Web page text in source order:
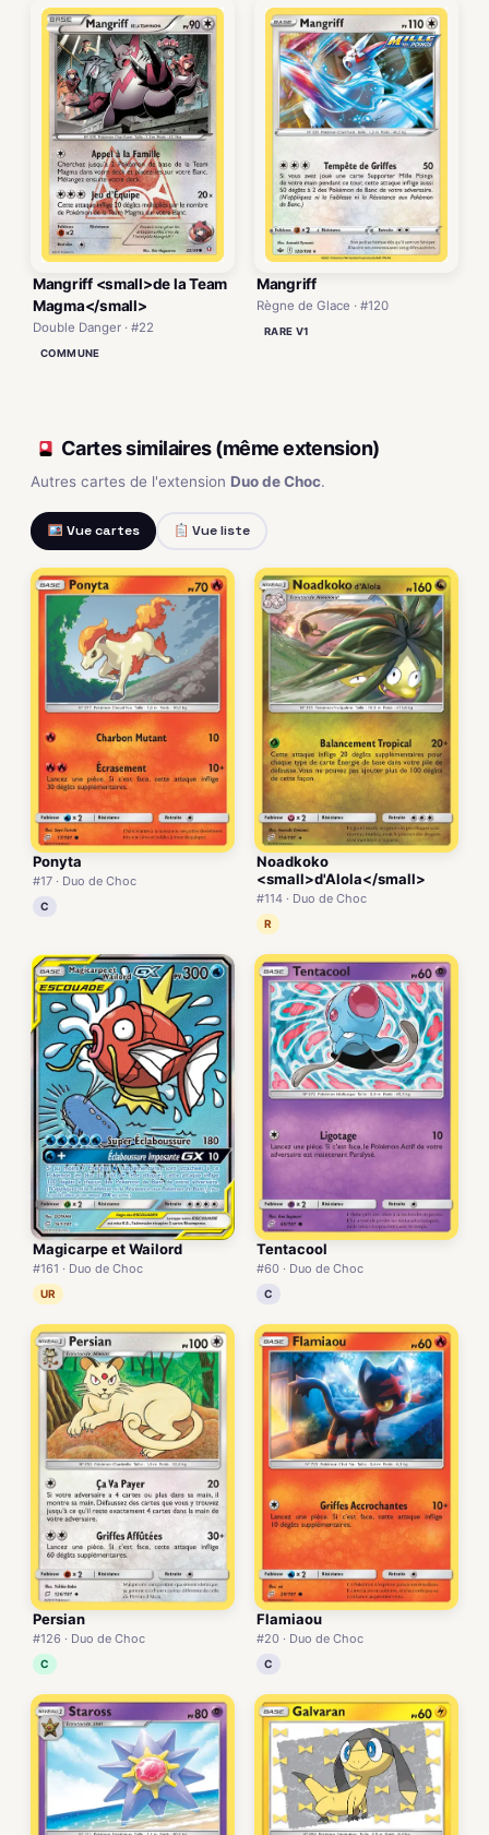
Mangriff <small>de la Team
Magma</small>
Double Danger · #22
COMMUNE
Mangriff
Règne de Glace · #120
RARE V1
Cartes similaires (même extension)
Autres cartes de l'extension Duo de Choc.
Vue cartes Vue liste
Ponyta
#17 · Duo de Choc
C
Noadkoko
<small>d'Alola</small>
#114 · Duo de Choc
R
Magicarpe et Wailord
#161 · Duo de Choc
UR
Tentacool
#60 · Duo de Choc
C
Persian
#126 · Duo de Choc
C
Flamiaou
#20 · Duo de Choc
C